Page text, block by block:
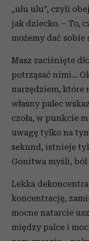
„ulu ulu”, czyli
jak dziecko. – To,
możemy dać sobie
Masz zaciśnięte
potrząsać nimi…
narzędziem, które
własny palec
czoła, w punkcie
uwagę tylko na
sekund, istnieje
Gonitwa myśli, ból
Lekka
koncentrację,
mocne natarcie
między palce i